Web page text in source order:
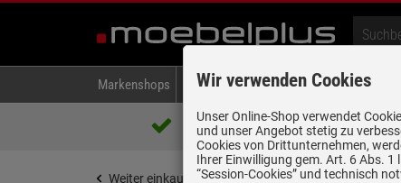
Markenshops Backen & Kochen Kühlen & Gefrieren
Über 85.000 positive Bewertungen
auf eBay, Amazon und Trusted Shops
Weiter einkaufen Startseite Zubehör
Wir verwenden Cookies
Unser Online-Shop verwendet
und unser Angebot stetig zu
Cookies von Drittunternehmen,
Ihrer Einwilligung gem. Art. 6 Abs. 1
“Session-Cookies” und technisch